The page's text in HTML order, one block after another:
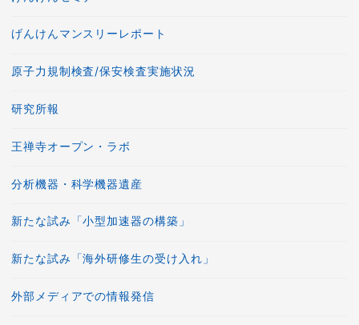
げんけんマンスリーレポート
原子力規制検査/保安検査実施状況
研究所報
王禅寺オープン・ラボ
分析機器・科学機器遺産
新たな試み「小型加速器の構築」
新たな試み「海外研修生の受け入れ」
外部メディアでの情報発信